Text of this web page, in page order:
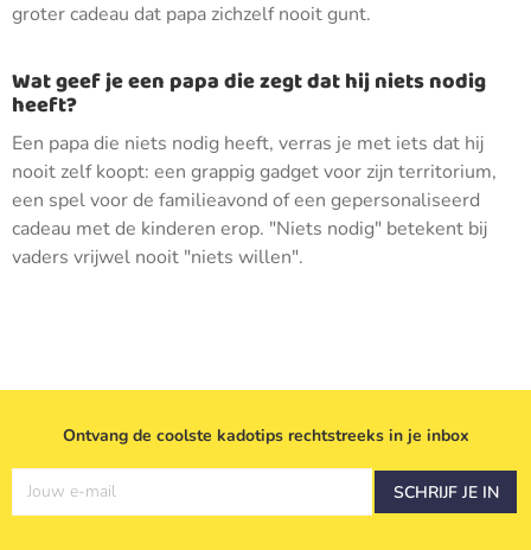
groter cadeau dat papa zichzelf nooit gunt.
Wat geef je een papa die zegt dat hij niets nodig
heeft?
Een papa die niets nodig heeft, verras je met iets dat hij
nooit zelf koopt: een grappig gadget voor zijn territorium,
een spel voor de familieavond of een gepersonaliseerd
cadeau met de kinderen erop. "Niets nodig" betekent bij
vaders vrijwel nooit "niets willen".
Ontvang de coolste kadotips rechtstreeks in je inbox
Jouw e-mail SCHRIJF JE IN